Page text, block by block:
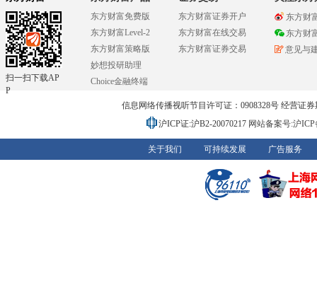
扫一扫下载AP
P
东方财富免费版
东方财富Level-2
东方财富策略版
妙想投研助理
Choice金融终端
东方财富证券开户
东方财富在线交易
东方财富证券交易
东方财
东方财
意见与
信息网络传播视听节目许可证：0908328号 经营证
沪ICP证:沪B2-20070217 网站备案号:沪
关于我们 可持续发展 广告服务